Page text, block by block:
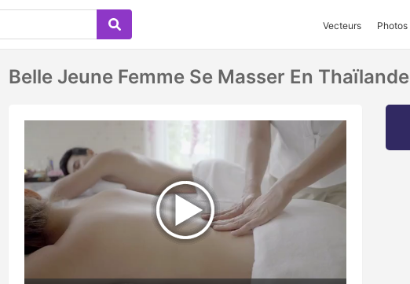
Vecteurs Photos
Belle Jeune Femme Se Masser En Thaïlande